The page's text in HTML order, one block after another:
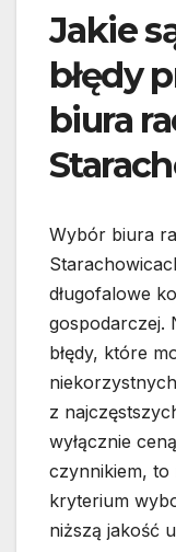
Jakie
błędy
biura
Wybór biura
długofalowe
gospodarczej.
błędy, które
z
wyłącznie
czynnikiem, to
kryterium
niższą jakość